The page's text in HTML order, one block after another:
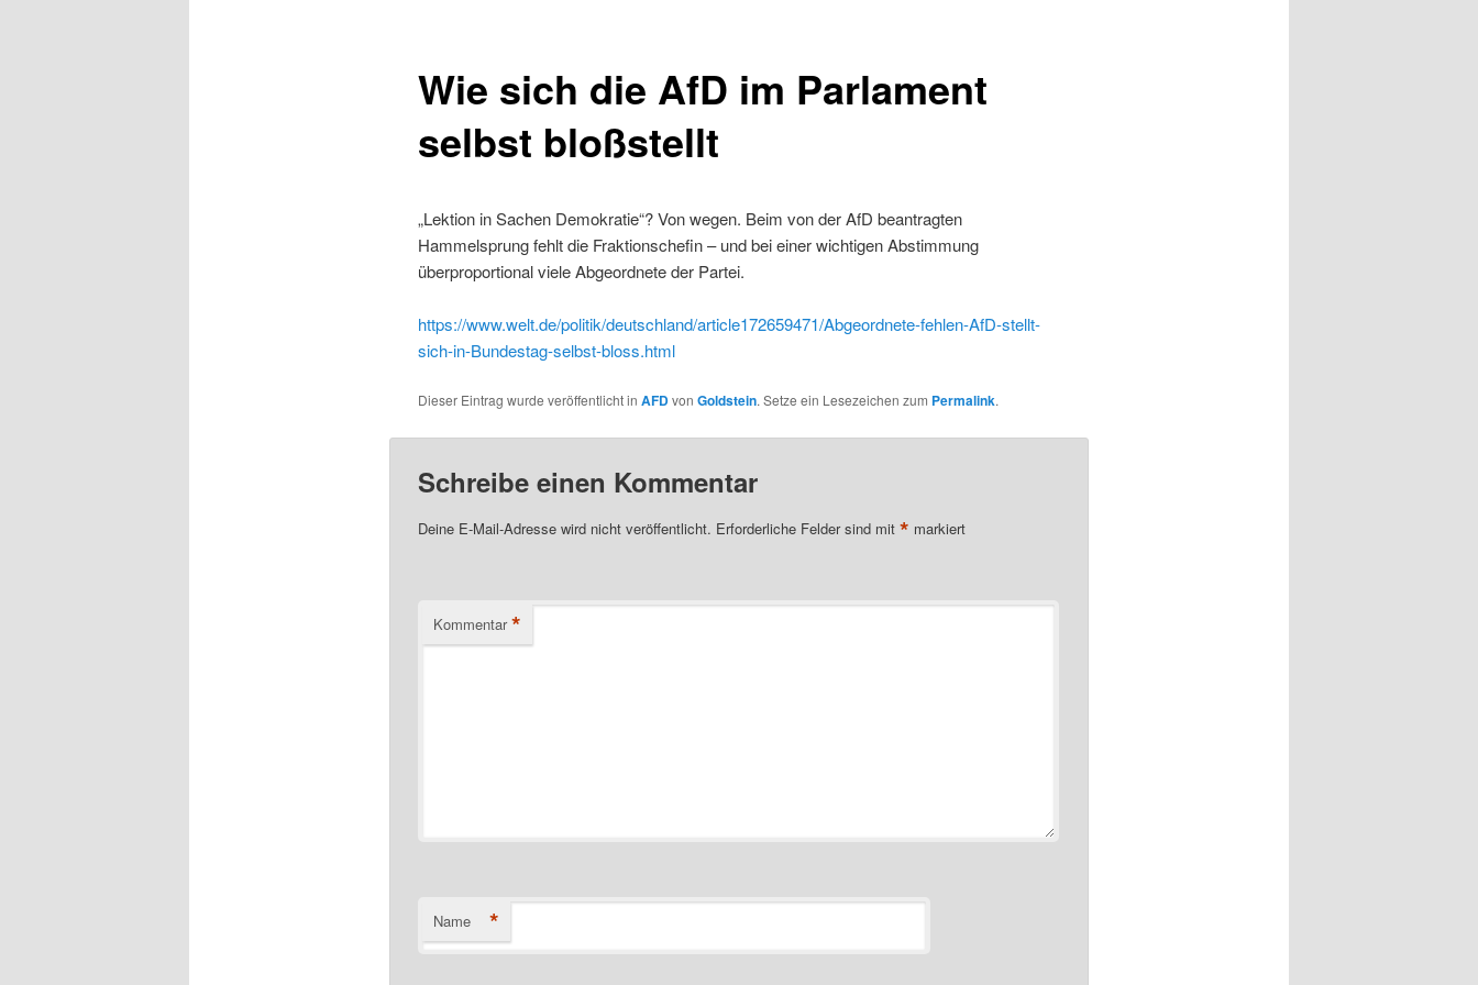
Wie sich die AfD im Parlament
selbst bloßstellt
„Lektion in Sachen Demokratie“? Von wegen. Beim von der AfD beantragten
Hammelsprung fehlt die Fraktionschefin – und bei einer wichtigen Abstimmung
überproportional viele Abgeordnete der Partei.
https://www.welt.de/politik/deutschland/article172659471/Abgeordnete-fehlen-AfD-stellt-
sich-in-Bundestag-selbst-bloss.html
Dieser Eintrag wurde veröffentlicht in AFDvon Goldstein. Setze ein Lesezeichen zum Permalink.
Schreibe einen Kommentar
Deine E-Mail-Adresse wird nicht veröffentlicht. Erforderliche Felder sind mit * markiert
Kommentar *
Name *